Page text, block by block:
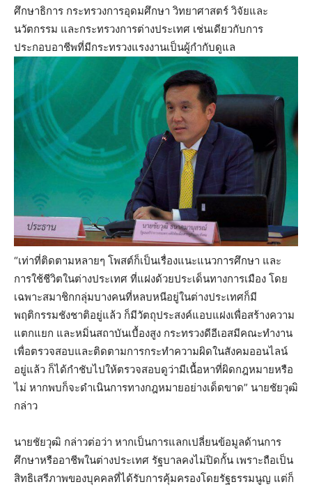
ศึกษาธิการ กระทรวงการอุดมศึกษา วิทยาศาสตร์ วิจัยและ
นวัตกรรม และกระทรวงการต่างประเทศ เช่นเดียวกับการ
ประกอบอาชีพที่มีกระทรวงแรงงานเป็นผู้กำกับดูแล
“เท่าที่ติดตามหลายๆ โพสต์ก็เป็นเรื่องแนะแนวการศึกษา และ
การใช้ชีวิตในต่างประเทศ ที่แฝงด้วยประเด็นทางการเมือง โดย
เฉพาะสมาชิกกลุ่มบางคนที่หลบหนีอยู่ในต่างประเทศก็มี
พฤติกรรมชังชาติอยู่แล้ว ก็มีวัตถุประสงค์แอบแฝงเพื่อสร้างความ
แตกแยก และหมิ่นสถาบันเบื้องสูง กระทรวงดีอีเอสมีคณะทำงาน
เพื่อตรวจสอบและติดตามการกระทำความผิดในสังคมออนไลน์
อยู่แล้ว ก็ได้กำชับไปให้ตรวจสอบดูว่ามีเนื้อหาที่ผิดกฎหมายหรือ
ไม่ หากพบก็จะดำเนินการทางกฎหมายอย่างเด็ดขาด” นายชัยวุฒิ
กล่าว
นายชัยวุฒิ กล่าวต่อว่า หากเป็นการแลกเปลี่ยนข้อมูลด้านการ
ศึกษาหรืออาชีพในต่างประเทศ รัฐบาลคงไม่ปิดกั้น เพราะถือเป็น
สิทธิเสรีภาพของบุคคลที่ได้รับการคุ้มครองโดยรัฐธรรมนูญ แต่ก็